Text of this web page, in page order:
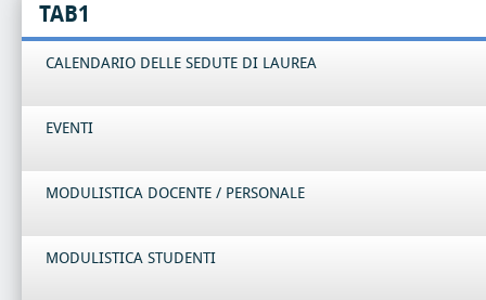
TAB1
CALENDARIO DELLE SEDUTE DI LAUREA
EVENTI
MODULISTICA DOCENTE / PERSONALE
MODULISTICA STUDENTI